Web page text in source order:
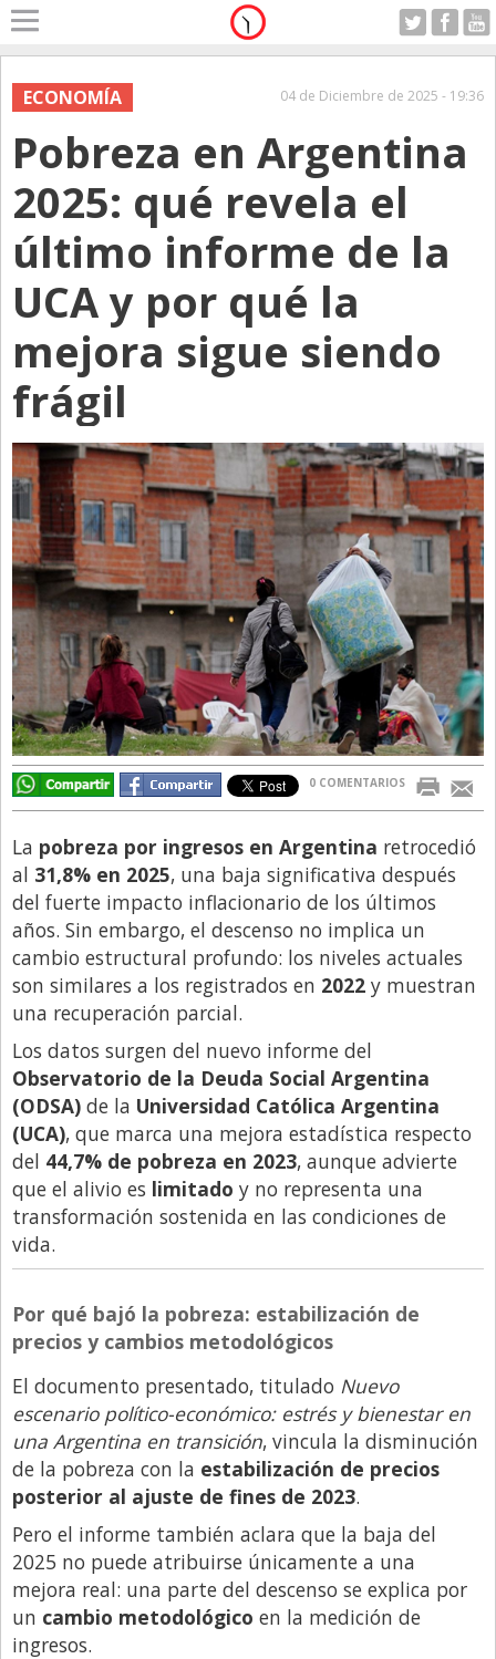
Home
A Motor
Alerta
Anticipo
Campo
Carrera & Emprendedores
Club House
Coleccionistas
Con Estilo
De Bolsillo
Diarios de Argentina
Diarios del Mundo
Directivos
Ecología y Ambiente
Economía
El Experto
El Innovador
El Precio Que Yo Ví
Entrevista
Entrevista Exclusiva
Gastronomia
Internacionales
La Opinión del Director
Legales
Libro de Quejas
Medios
Millonarios
Minuto Lanzamiento
Negocios
Opinion
País
Publicidad y Marketing
Real Estate y Propiedades
Responsabilidad Social
Salidas
Santa Fe
Show Business
Sociedad
Tecnología
Tendencias
ECONOMÍA 04 de Diciembre de 2025 - 19:36
Pobreza en Argentina
2025: qué revela el
último informe de la
UCA y por qué la
mejora sigue siendo
frágil
0 COMENTARIOS
La pobreza por ingresos en Argentina retrocedió
al 31,8% en 2025, una baja significativa después
del fuerte impacto inflacionario de los últimos
años. Sin embargo, el descenso no implica un
cambio estructural profundo: los niveles actuales
son similares a los registrados en 2022 y muestran
una recuperación parcial.
Los datos surgen del nuevo informe del
Observatorio de la Deuda Social Argentina
(ODSA) de la Universidad Católica Argentina
(UCA), que marca una mejora estadística respecto
del 44,7% de pobreza en 2023, aunque advierte
que el alivio es limitado y no representa una
transformación sostenida en las condiciones de
vida.
Por qué bajó la pobreza: estabilización de
precios y cambios metodológicos
El documento presentado, titulado Nuevo
escenario político-económico: estrés y bienestar en
una Argentina en transición, vincula la disminución
de la pobreza con la estabilización de precios
posterior al ajuste de fines de 2023.
Pero el informe también aclara que la baja del
2025 no puede atribuirse únicamente a una
mejora real: una parte del descenso se explica por
un cambio metodológico en la medición de
ingresos.